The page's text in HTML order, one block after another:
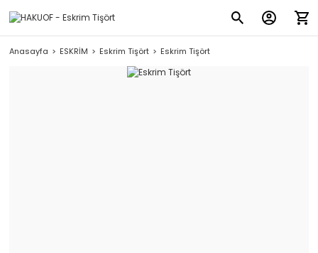
Anasayfa ESKRİM Eskrim Tişört Eskrim Tişört